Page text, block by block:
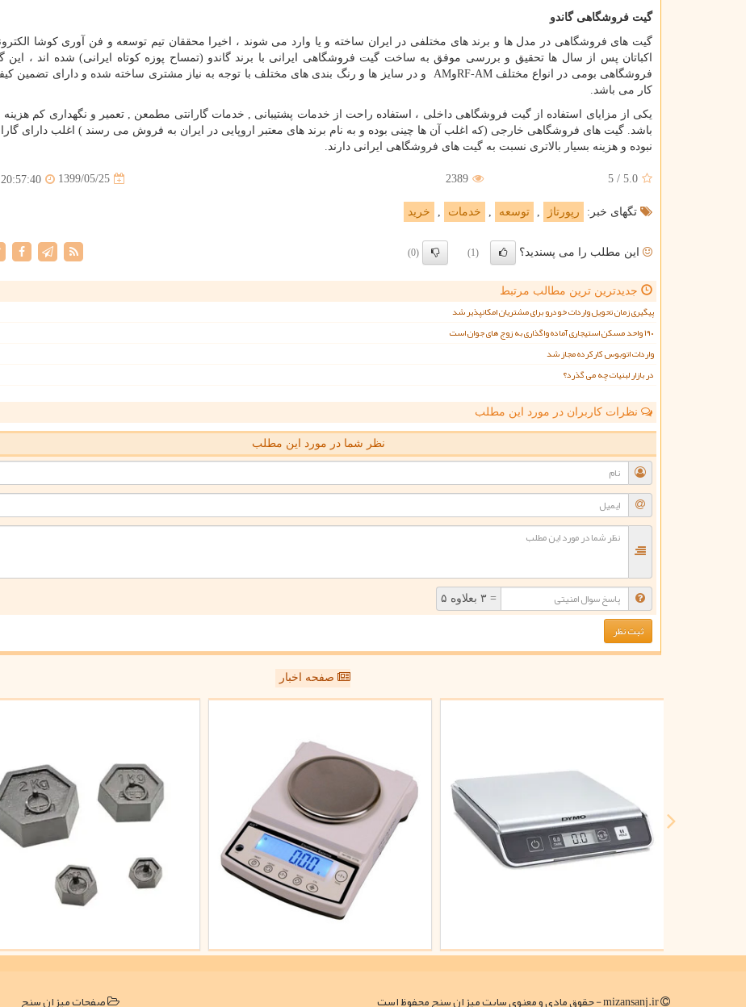
گیت فروشگاهی گاندو
گیت های فروشگاهی در مدل ها و برند های مختلفی در ایران ساخته و یا وارد می شوند ، اخیرا محققان تیم توسعه و فن آوری کوشا
اکباتان پس از سال ها تحقیق و بررسی موفق به ساخت گیت فروشگاهی ایرانی با برند گاندو (تمساح پوزه کوتاه ایرانی) شده اند ، این
فروشگاهی بومی در انواع مختلفRF-AMوAM
و در سایز ها و رنگ بندی های مختلف با توجه به نیاز مشتری ساخته شده و دارای تضمین
کار می باشد.
یکی از مزایای استفاده از گیت فروشگاهی داخلی ، استفاده راحت از خدمات پشتیبانی , خدمات گارانتی مطمعن , تعمیر و نگهداری کم
باشد. گیت های فروشگاهی خارجی (که اغلب آن ها چینی بوده و به نام برند های معتبر اروپایی در ایران به فروش می رسند ) اغلب دارای
نبوده و هزینه بسیار بالاتری نسبت به گیت های فروشگاهی ایرانی دارند.
5.0
/
5
2389
1399/05/25
20:57:40
تگهای خبر: رپورتاژ توسعه خدمات خرید
این مطلب را می پسندید؟ (1)
(0)
جدیدترین ترین مطالب مرتبط
پیگیری زمان تحویل واردات خودرو برای مشتریان امکانپذیر شد
۱۹۰ واحد مسکن استیجاری آماده واگذاری به زوج های جوان است
واردات اتوبوس کارکرده مجاز شد
در بازار لبنیات چه می گذرد؟
نظرات کاربران در مورد این مطلب
نظر شما در مورد این مطلب
= ۳ بعلاوه ۵
صفحه اخبار
صفحات میزان سنج